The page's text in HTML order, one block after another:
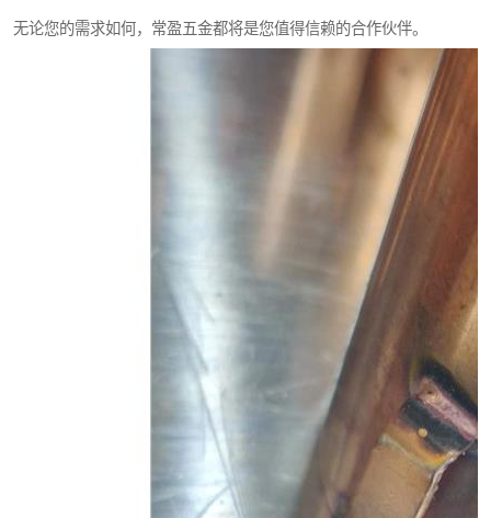
无论您的需求如何，常盈五金都将是您值得信赖的合作伙伴。